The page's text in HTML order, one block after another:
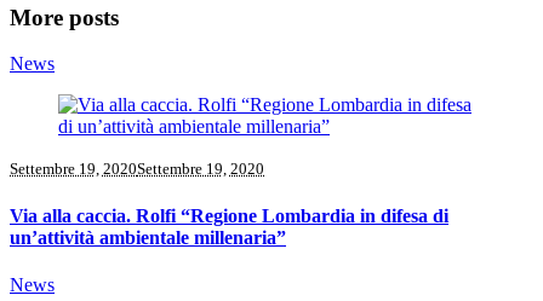
More posts
News
Settembre 19, 2020Settembre 19, 2020
Via alla caccia. Rolfi “Regione Lombardia in difesa di
un’attività ambientale millenaria”
News